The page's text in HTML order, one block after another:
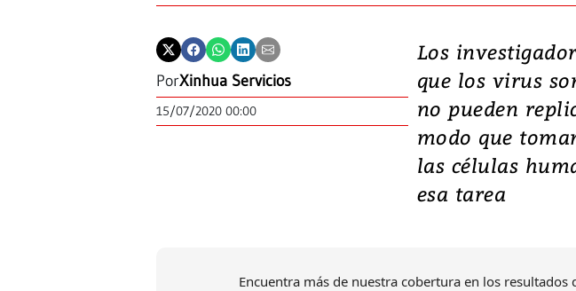
PorXinhua Servicios
15/07/2020 00:00
Los
que los virus
no pueden
modo que
las células
esa tarea
Encuentra más de nuestra cobertura en los resultados
Video:
en
tierras